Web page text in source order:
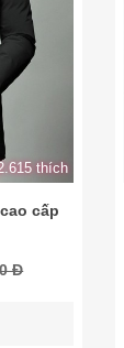
thích
cấp
Đ